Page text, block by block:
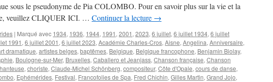
sous le pseudonyme de Pia COLOMBO. Pour en savoir plus sur la vie et la
veuillez CLIQUER ICI. … Continuer la lecture →
| Marqué avec 1934, 1936, 1944, 1991 , 2001 , 2023, 6 juillet, 6 juillet 1934, 6 juillet
1991 , 6 juillet 2001 , 6 juillet 2023, Académie Charles-Cros, Aisne, Angelina, Anniversaire,
dramatique, artistes belges, baptêmes, Belgique, Belgique francophone, Benjamin Biolay,
, Boulogne-sur-Mer, Bruxelles, Caballero et Jeanjass, Chanson française, Chanson
, choriste, Claude-Michel Schönberg, compositeur, Côte d'Opale, cours de danse,
, Ephémérides, Festival, Francofolies de Spa, Fred Chichin, Gilles Martin, Grand Jojo,